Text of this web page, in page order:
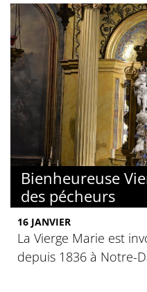
Bienheureuse
des pécheurs
16 JANVIER
La Vierge Marie est
depuis 1836 à Notre-